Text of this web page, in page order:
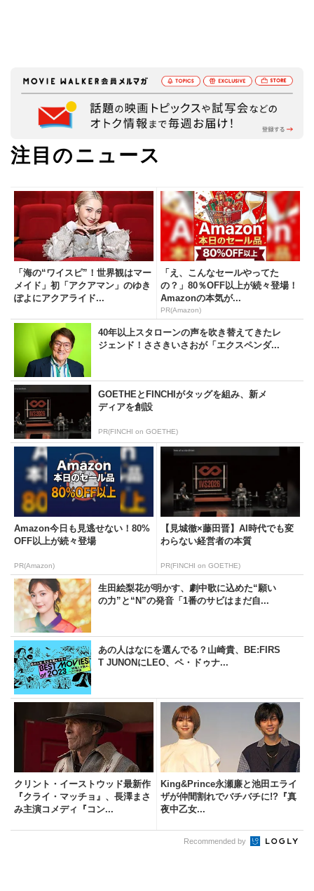
注目のニュース
「海の“ワイスピ”！世界観はマー
メイド」初「アクアマン」のゆき
ぽよにアクアライド...
「え、こんなセールやってた
の？」80％OFF以上が続々登場！
Amazonの本気が...
PR(Amazon)
40年以上スタローンの声を吹き替えてきたレ
ジェンド！ささきいさおが「エクスペンダ...
GOETHEとFINCHIがタッグを組み、新メ
ディアを創設
PR(FINCHI on GOETHE)
Amazon今日も見逃せない！80%
OFF以上が続々登場
PR(Amazon)
【見城徹×藤田晋】AI時代でも変
わらない経営者の本質
PR(FINCHI on GOETHE)
生田絵梨花が明かす、劇中歌に込めた“願い
の力”と“N”の発音「1番のサビはまだ自...
あの人はなにを選んでる？山崎貴、BE:FIRS
T JUNONにLEO、ペ・ドゥナ...
クリント・イーストウッド最新作
『クライ・マッチョ』、長澤まさ
み主演コメディ『コン...
King&Prince永瀬廉と池田エライ
ザが仲間割れでバチバチに!?『真
夜中乙女...
Recommended by